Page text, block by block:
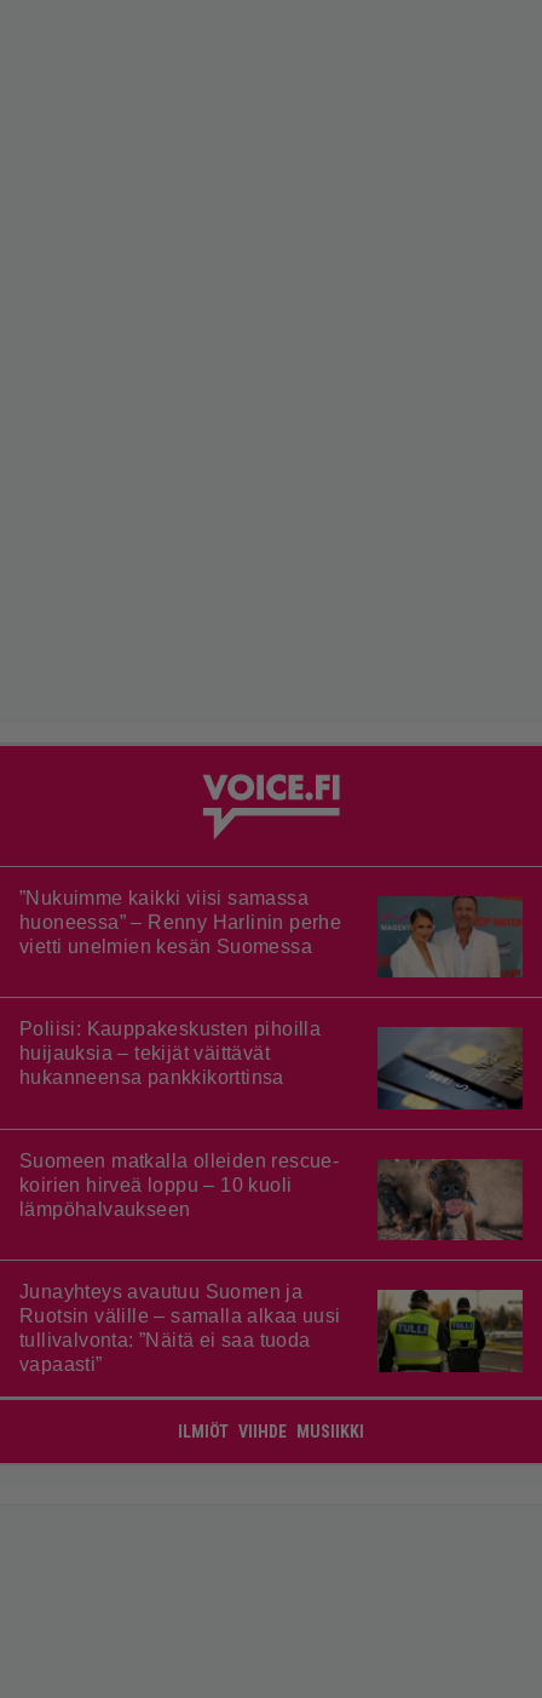
”Nukuimme kaikki viisi samassa
huoneessa” – Renny Harlinin perhe
vietti unelmien kesän Suomessa
Poliisi: Kauppakeskusten pihoilla
huijauksia – tekijät väittävät
hukanneensa pankkikorttinsa
Suomeen matkalla olleiden rescue-
koirien hirveä loppu – 10 kuoli
lämpöhalvaukseen
Junayhteys avautuu Suomen ja
Ruotsin välille – samalla alkaa uusi
tullivalvonta: ”Näitä ei saa tuoda
vapaasti”
ILMIÖT VIIHDE MUSIIKKI